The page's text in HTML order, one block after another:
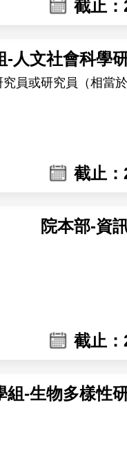
截止
-人文社會科學
員或研究員（相當
截止
院本部-資
截止
組-生物多樣性